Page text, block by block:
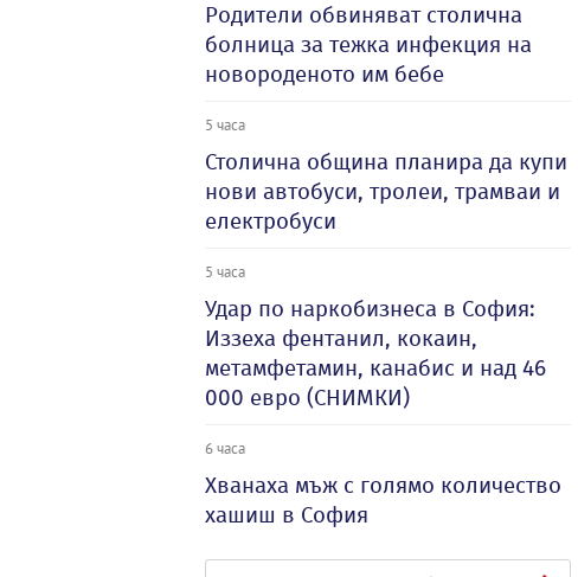
Родители обвиняват столична
болница за тежка инфекция на
новороденото им бебе
5 часа
Столична община планира да купи
нови автобуси, тролеи, трамваи и
електробуси
5 часа
Удар по наркобизнеса в София:
Иззеха фентанил, кокаин,
метамфетамин, канабис и над 46
000 евро (СНИМКИ)
6 часа
Хванаха мъж с голямо количество
хашиш в София